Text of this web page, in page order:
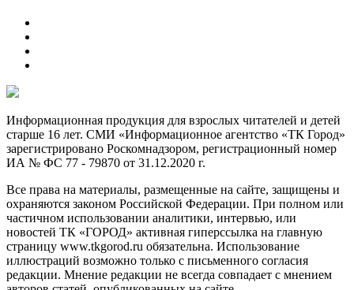
Информационная продукция для взрослых читателей и детей
старше 16 лет. СМИ «Информационное агентство «ТК Город»
зарегистрировано Роскомнадзором, регистрационный номер
ИА № ФС 77 - 79870 от 31.12.2020 г.
Все права на материалы, размещенные на сайте, защищены и
охраняются законом Российской Федерации. При полном или
частичном использовании аналитики, интервью, или
новостей ТК «ГОРОД» активная гиперссылка на главную
страницу www.tkgorod.ru обязательна. Использование
иллюстраций возможно только с письменного согласия
редакции. Мнение редакции не всегда совпадает с мнением